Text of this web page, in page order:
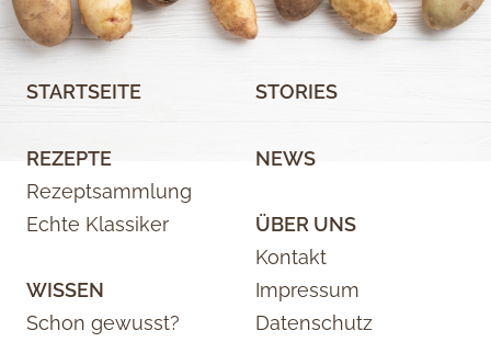
STARTSEITE
REZEPTE
Rezeptsammlung
Echte Klassiker
WISSEN
Schon gewusst?
STORIES
NEWS
ÜBER UNS
Kontakt
Impressum
Datenschutz